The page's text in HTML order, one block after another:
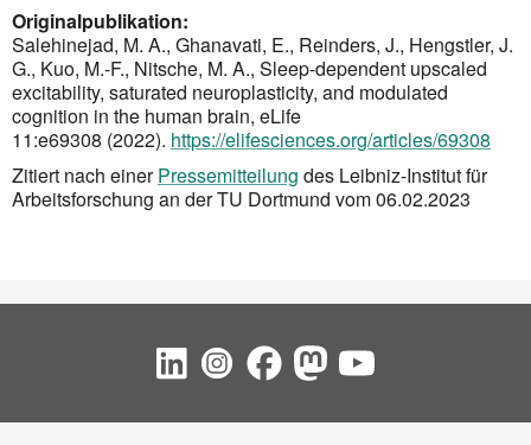
Originalpublikation:
Salehinejad, M. A., Ghanavati, E., Reinders, J., Hengstler, J.
G., Kuo, M.-F., Nitsche, M. A., Sleep-dependent upscaled
excitability, saturated neuroplasticity, and modulated
cognition in the human brain, eLife
11:e69308 (2022). https://elifesciences.org/articles/69308
Zitiert nach einerPressemitteilung des Leibniz-Institut für
Arbeitsforschung an der TU Dortmund vom 06.02.2023
Social Bookmarks